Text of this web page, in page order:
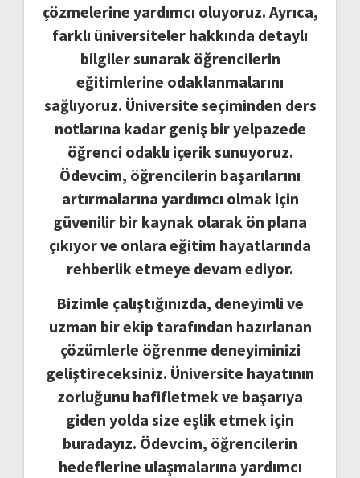
çözmelerine yardımcı oluyoruz. Ayrıca,
farklı üniversiteler hakkında detaylı
bilgiler sunarak öğrencilerin
eğitimlerine odaklanmalarını
sağlıyoruz. Üniversite seçiminden ders
notlarına kadar geniş bir yelpazede
öğrenci odaklı içerik sunuyoruz.
Ödevcim, öğrencilerin başarılarını
artırmalarına yardımcı olmak için
güvenilir bir kaynak olarak ön plana
çıkıyor ve onlara eğitim hayatlarında
rehberlik etmeye devam ediyor.
Bizimle çalıştığınızda, deneyimli ve
uzman bir ekip tarafından hazırlanan
çözümlerle öğrenme deneyiminizi
geliştireceksiniz. Üniversite hayatının
zorluğunu hafifletmek ve başarıya
giden yolda size eşlik etmek için
buradayız. Ödevcim, öğrencilerin
hedeflerine ulaşmalarına yardımcı